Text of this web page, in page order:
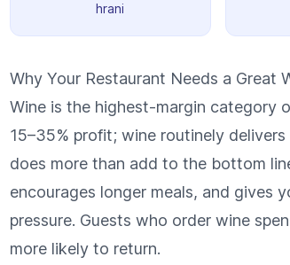
hrani
Why Your Restaurant Needs a Great
Wine is the highest-margin category
15–35% profit; wine routinely
does more than add to the bottom
encourages longer meals, and gives
pressure. Guests who order wine
more likely to return.